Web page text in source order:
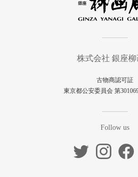
株式会社 銀座
古物商認可証
東京都公安委員会 第
Follow us